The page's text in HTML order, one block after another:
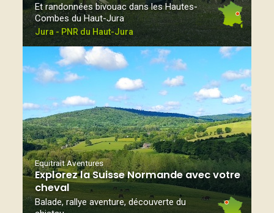
Et randonnées bivouac dans les Hautes-
Combes du Haut-Jura
Jura - PNR du Haut-Jura
Equitrait Aventures
Explorez la Suisse Normande avec votre
cheval
Balade, rallye aventure, découverte du